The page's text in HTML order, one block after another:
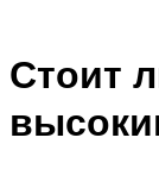
Стоит